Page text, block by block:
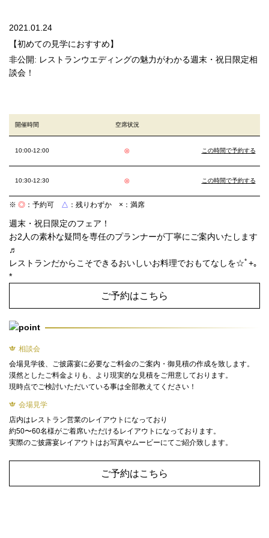
2021.01.24
【初めての見学におすすめ】
非公開: レストランウエディングの魅力がわかる週末・祝日限定相
談会！
開催時間 空席状況
10:00-12:00 ◎ この時間で予約する
10:30-12:30 ◎ この時間で予約する
※ ◎ ：予約可 △ ：残りわずか × ：満席
週末・祝日限定のフェア！
お2人の素朴な疑問を専任のプランナーが丁寧にご案内いたします
♬
レストランだからこそできるおいしいお料理でおもてなしを☆ﾟ+｡
*
ご予約はこちら
相談会
会場見学後、ご披露宴に必要なご料金のご案内・御見積の作成を致します。
漠然としたご料金よりも、より現実的な見積をご用意しております。
現時点でご検討いただいている事は全部教えてください！
会場見学
店内はレストラン営業のレイアウトになっており
約50〜60名様がご着席いただけるレイアウトになっております。
実際のご披露宴レイアウトはお写真やムービーにてご紹介致します。
ご予約はこちら